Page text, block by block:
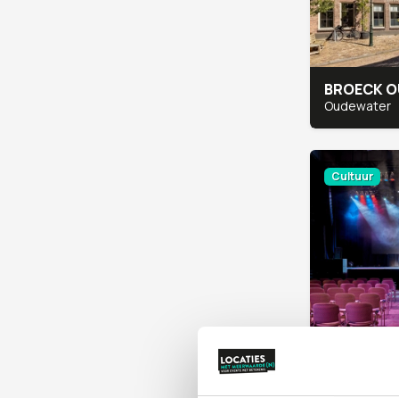
BROECK
Oudewater
Cultuur